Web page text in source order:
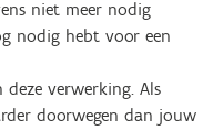
niet meer nodig
nodig hebt voor een
verwerking. Als
doorwegen dan jouw